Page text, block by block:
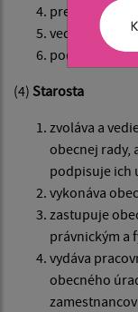
predsedu
vedúceho
podľa
(4) Starosta
zvoláva a
obecnej rady,
podpisuje ich
vykonáva
zastupuje
právnickým a
vydáva
obecného